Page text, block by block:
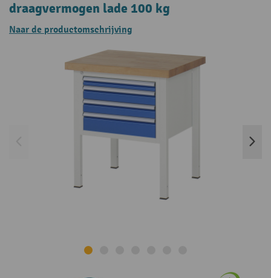
draagvermogen lade 100 kg
Naar de productomschrijving